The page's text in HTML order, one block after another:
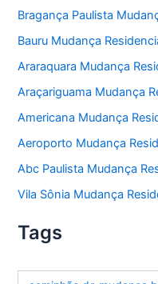
Bragança Paulista
Bauru Mudança
Araraquara Mudança
Araçariguama Mudança
Americana Mudança
Aeroporto Mudança
Abc Paulista Mudança
Vila Sônia Mudança
Tags